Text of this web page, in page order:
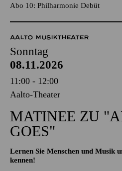
TICKETS
25,00€
Abo 10: Philharmonie Debüt
AALTO MUSIKTHEATER
Sonntag
08.11.2026
11:00 - 12:00
Aalto-Theater
MATINEE ZU
GOES"